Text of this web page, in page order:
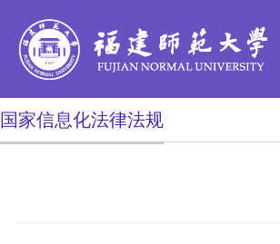
国家信息化法律法规